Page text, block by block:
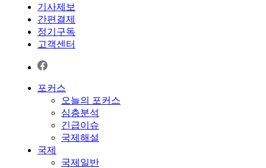
기사제보
간편결제
정기구독
고객센터
포커스
오늘의 포커스
심층분석
긴급이슈
국제해설
국제
국제일반